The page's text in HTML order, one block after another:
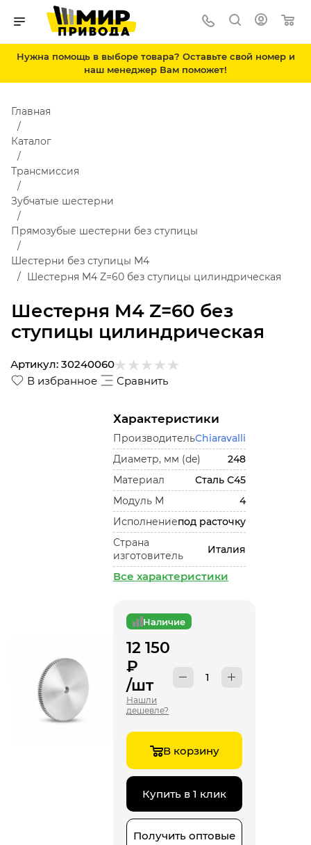
Нужна помощь в выборе товара? Оставьте свой номер и
наш менеджер Вам поможет!
Шестерня M4 Z=60 без
ступицы цилиндрическая
Главная
Каталог
Трансмиссия
Зубчатые шестерни
Прямозубые шестерни без ступицы
Шестерни без ступицы М4
Шестерня M4 Z=60 без ступицы цилиндрическая
В избранное Сравнить
Артикул: 30240060
Характеристики
ПроизводительChiaravalli
Диаметр, мм (de)
248
Материал
Сталь С45
Модуль М
4
Исполнениепод расточку
Страна
изготовитель
Италия
Все характеристики
Наличие
12 150
₽
/шт
Нашли
дешевле?
В корзину
Купить в 1 клик
Получить оптовые